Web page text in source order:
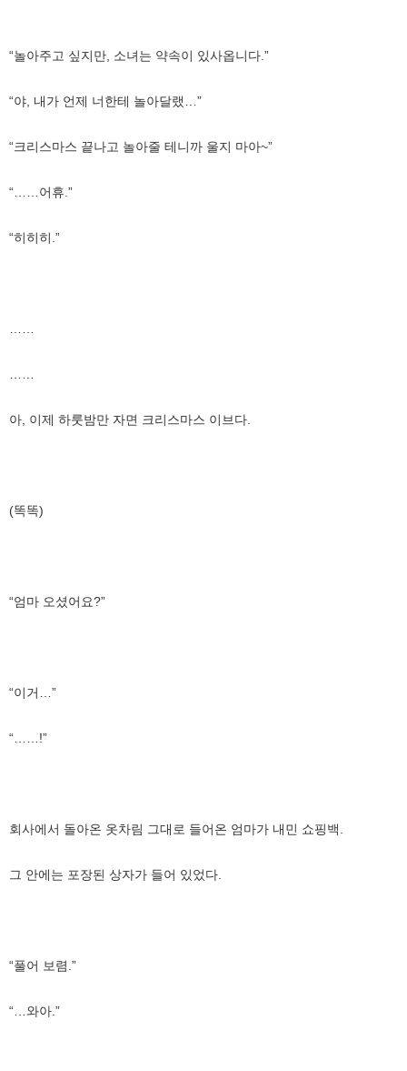
“놀아주고 싶지만, 소녀는 약속이 있사옵니다.”
“야, 내가 언제 너한테 놀아달랬…”
“크리스마스 끝나고 놀아줄 테니까 울지 마아~”
“……어휴.”
“히히히.”
아, 이제 하룻밤만 자면 크리스마스 이브다.
(똑똑)
“엄마 오셨어요?”
“이거…”
“……!”
회사에서 돌아온 옷차림 그대로 들어온 엄마가 내민 쇼핑백.
그 안에는 포장된 상자가 들어 있었다.
“풀어 보렴.”
“…와아.”